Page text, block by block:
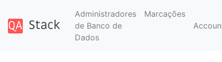
Administradores
de Banco de
Dados
Marcações